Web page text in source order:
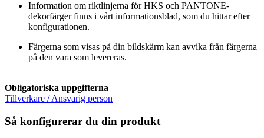
Information om riktlinjerna för HKS och PANTONE-
dekorfärger finns i vårt informationsblad, som du hittar efter
konfigurationen.
Färgerna som visas på din bildskärm kan avvika från färgerna
på den vara som levereras.
Obligatoriska uppgifterna
Tillverkare / Ansvarig person
Så konfigurerar du din produkt